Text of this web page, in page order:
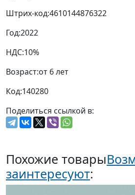
Штрих-код:4610144876322
Год:2022
НДС:10%
Возраст:от 6 лет
Код:140280
Поделиться ссылкой в:
Похожие товары
заинтересуют: